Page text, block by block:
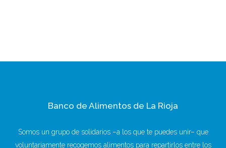
Banco de Alimentos de La Rioja
Somos un grupo de solidarios –a los que te puedes unir– que
voluntariamente recogemos alimentos para repartirlos entre los